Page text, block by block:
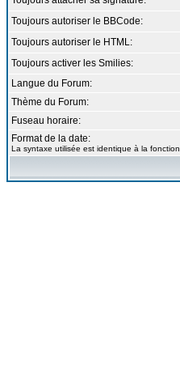
Toujours autoriser le BBCode:
Toujours autoriser le HTML:
Toujours activer les Smilies:
Langue du Forum:
Thème du Forum:
Fuseau horaire:
Format de la date:
La syntaxe utilisée est identique à la fonction